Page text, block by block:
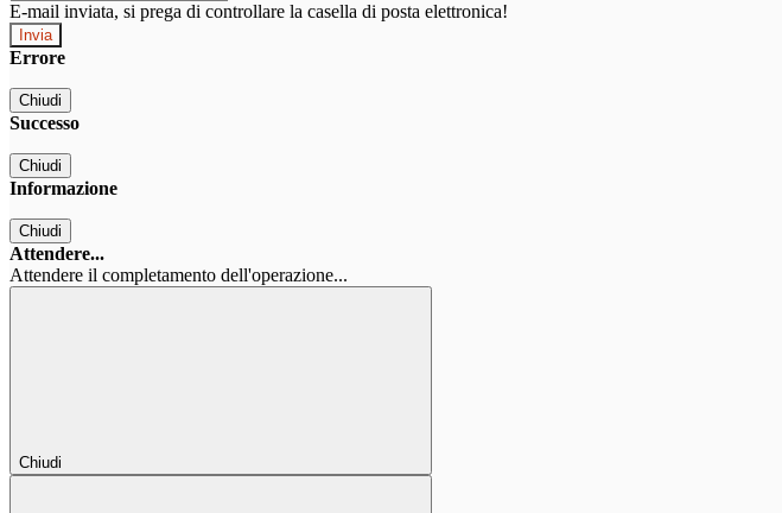
E-mail inviata, si prega di controllare la casella di posta elettronica!
Errore
Chiudi
Successo
Chiudi
Informazione
Chiudi
Attendere...
Attendere il completamento dell'operazione...
Chiudi